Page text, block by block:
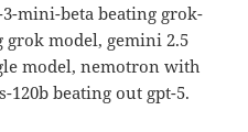
mini-beta bea­ting grok-
model, gemi­ni 2.5
model, nemo­tron with
120b bea­ting out gpt-5.